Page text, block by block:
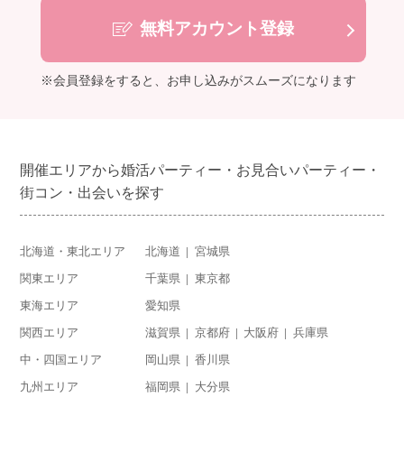
無料アカウント登録
※会員登録をすると、お申し込みがスムーズになります
開催エリアから婚活パーティー・お見合いパーティー・
街コン・出会いを探す
北海道・東北エリア 北海道 宮城県
関東エリア 千葉県 東京都
東海エリア 愛知県
関西エリア 滋賀県 京都府 大阪府 兵庫県
中・四国エリア 岡山県 香川県
九州エリア 福岡県 大分県